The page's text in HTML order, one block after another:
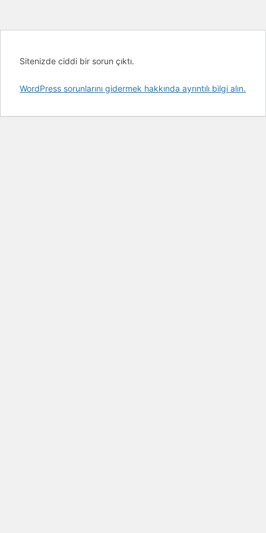
Sitenizde ciddi bir sorun çıktı.
WordPress sorunlarını gidermek hakkında ayrıntılı bilgi alın.